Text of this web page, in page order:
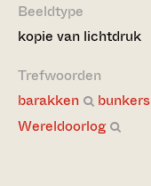
Beeldtype
kopie van lichtdruk
Trefwoorden
barakken
bunkers
Wereldoorlog